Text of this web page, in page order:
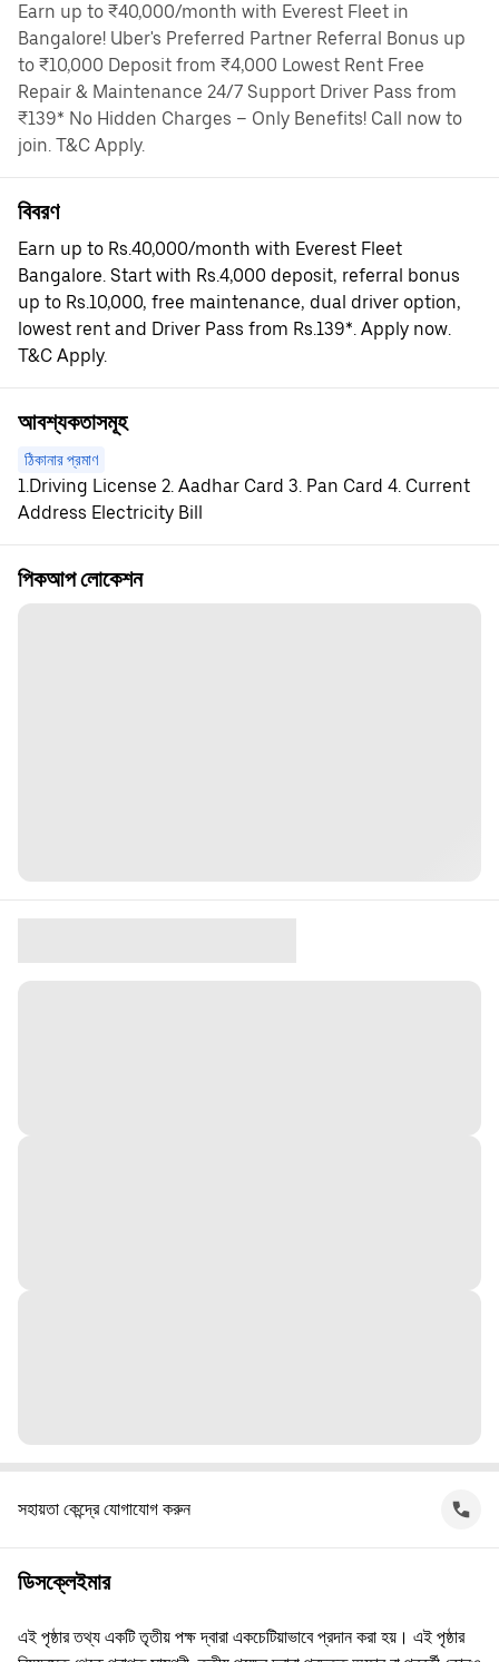
Earn up to ₹40,000/month with Everest Fleet in
Bangalore! Uber's Preferred Partner Referral Bonus up
to ₹10,000 Deposit from ₹4,000 Lowest Rent Free
Repair & Maintenance 24/7 Support Driver Pass from
₹139* No Hidden Charges – Only Benefits! Call now to
join. T&C Apply.
বিবরণ
Earn up to Rs.40,000/month with Everest Fleet
Bangalore. Start with Rs.4,000 deposit, referral bonus
up to Rs.10,000, free maintenance, dual driver option,
lowest rent and Driver Pass from Rs.139*. Apply now.
T&C Apply.
আবশ্যকতাসমূহ
ঠিকানার প্রমাণ
1.Driving License 2. Aadhar Card 3. Pan Card 4. Current
Address Electricity Bill
পিকআপ লোকেশন
সহায়তা কেন্দ্রে যোগাযোগ করুন
ডিসক্লেইমার
এই পৃষ্ঠার তথ্য একটি তৃতীয় পক্ষ দ্বারা একচেটিয়াভাবে প্রদান করা হয়। এই পৃষ্ঠার